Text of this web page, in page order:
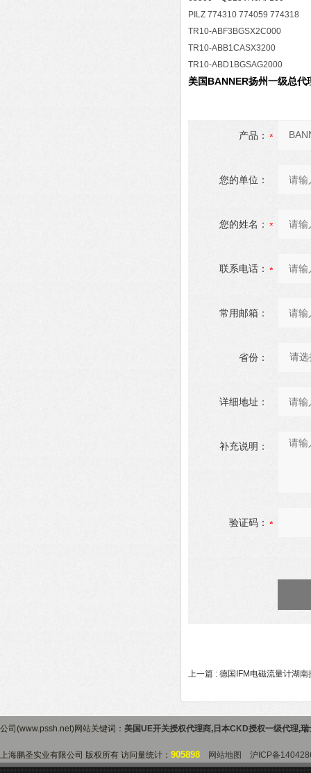
PILZ 774310 774059 774318
TR10-ABF3BGSX2C000
TR10-ABB1CASX3200
TR10-ABD1BGSAG2000
美国BANNER扬州一级总代
产品：
您的单位：
您的姓名：
联系电话：
常用邮箱：
省份：
详细地址：
补充说明：
验证码：
上一篇 : 德国IFM电磁流量计湖南
公司(www.pssh.net)网站关键词： 美国UE开关授权代理商, 日本CKD授权一级代理,瑞
上海鹏圣实业有限公司 版权所有 访问量统计： 905898 网站地图 沪ICP备